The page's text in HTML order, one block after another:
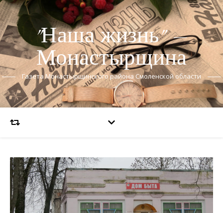
"Наша жизнь" —
Монастырщина
Газета Монастырщинского района Смоленской области